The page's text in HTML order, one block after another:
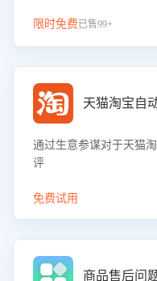
限时免费已售99+
天猫淘宝自
通过生意参谋对于天猫
评
免费试用
商品售后问